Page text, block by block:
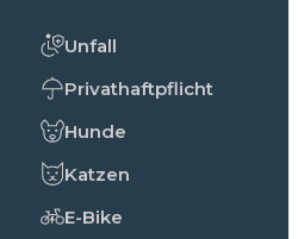
Unfall
Privathaftpflicht
Hunde
Katzen
E-Bike